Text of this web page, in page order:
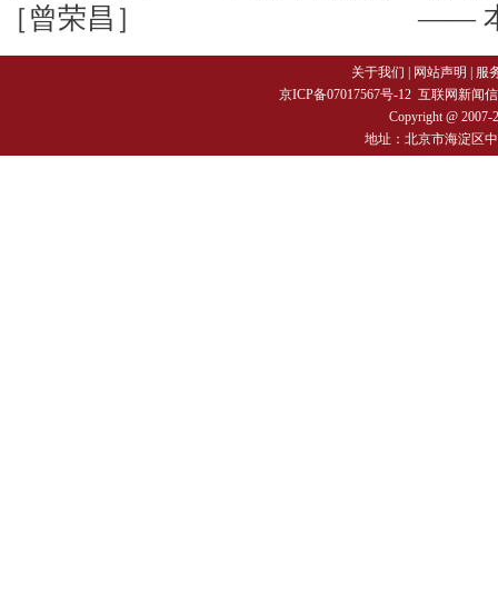
［曾荣昌］
——
关于我们 | 网站声明 | 服
京ICP备07017567号-12 互联网新闻
Copyright @ 2007-
地址：北京市海淀区